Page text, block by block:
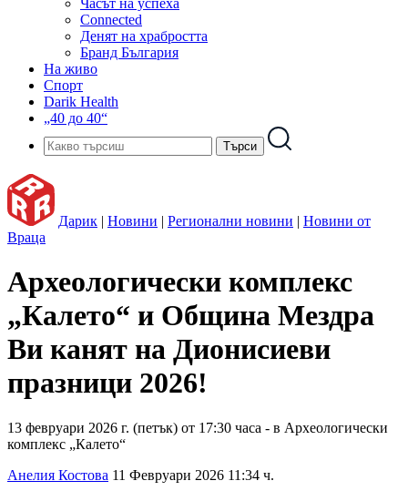
Часът на успеха
Connected
Денят на храбростта
Бранд България
На живо
Спорт
Darik Health
„40 до 40“
Дарик | Новини | Регионални новини | Новини от
Враца
Археологически комплекс
„Калето“ и Община Мездра
Ви канят на Дионисиеви
празници 2026!
13 февруари 2026 г. (петък) от 17:30 часа - в Археологически
комплекс „Калето“
Анелия Костова 11 Февруари 2026 11:34 ч.